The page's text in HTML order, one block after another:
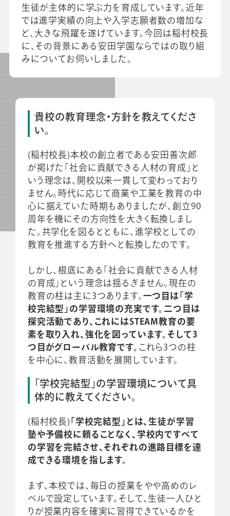
会社情報グループ会社 プライバシーポリシー
生徒が主体的に学ぶ力を育成しています。近年
では進学実績の向上や入学志願者数の増加な
ど、大きな飛躍を遂げています。今回は稲村校長
に、その背景にある安田学園ならではの取り組
みについてお伺いしました。
貴校の教育理念・方針を教えてくださ
い。
(稲村校長)本校の創立者である安田善次郎
が掲げた「社会に貢献できる人材の育成」と
いう理念は、開校以来一貫して変わっており
ません。時代に応じて商業や工業を教育の中
心に据えていた時期もありましたが、創立90
周年を機にその方向性を大きく転換しまし
た。共学化を図るとともに、進学校としての
教育を推進する方針へと転換したのです。
しかし、根底にある「社会に貢献できる人材
の育成」という理念は揺るぎません。現在の
教育の柱は主に3つあります。 一つ目は「学
校完結型」の学習環境の充実です。二つ目は
探究活動であり、これにはSTEAM教育の要
素を取り入れ、強化を図っています。そして3
つ目がグローバル教育です。 これら3つの柱
を中心に、教育活動を展開しています。
「学校完結型」の学習環境について具
体的に教えてください。
(稲村校長) 「学校完結型」とは、生徒が学習
塾や予備校に頼ることなく、学校内ですべて
の学習を完結させ、それぞれの進路目標を達
成できる環境を指します。
まず、本校では、毎日の授業をやや高めのレ
ベルで設定しています。そして、生徒一人ひと
りが授業内容を確実に習得できているかを